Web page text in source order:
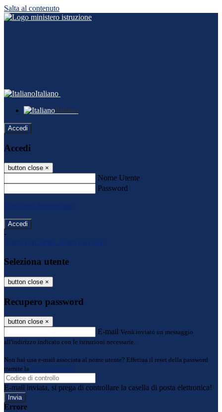
Salta al contenuto
Italiano
Italiano
Accedi
Accedi
button close ×
Nome Utente
Password
Password dimenticata?
-
Entra con SPID
Entra con CIE
Seleziona utente
button close ×
Recupero password
button close ×
E-mail Verrà inviato un messaggio
all'indirizzo indicato con le istruzioni necessarie.
Non hai una e-mail associata al nome utente? Effettua il reset della password
tramite la
Login Spaggiari
E-mail inviata, si prega di controllare la casella di posta elettronica!
Errore